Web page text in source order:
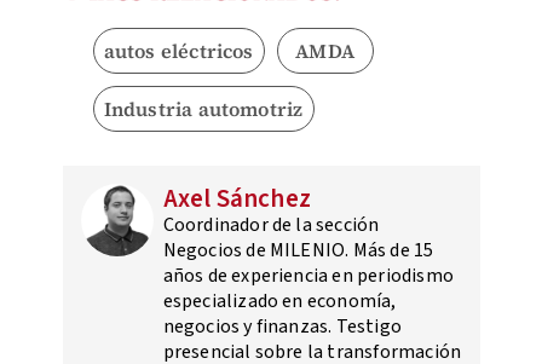
autos eléctricos AMDA
Industria automotriz
Axel Sánchez
Coordinador de la sección
Negocios de MILENIO. Más de 15
años de experiencia en periodismo
especializado en economía,
negocios y finanzas. Testigo
presencial sobre la transformación